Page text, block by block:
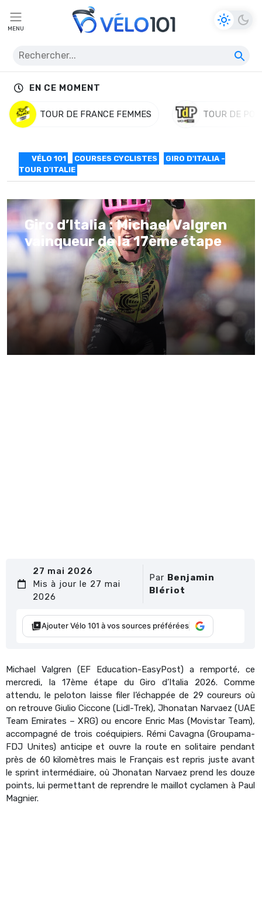
MENU
EN CE MOMENT
TOUR DE FRANCE FEMMES TOUR DE
VÉLO 101 COURSES CYCLISTES
GIRO D'ITALIA -
TOUR D'ITALIE
Giro d’Italia : Michael Valgren
vainqueur de la 17ème étape
27 mai 2026
Mis à jour le 27 mai
2026
Par Benjamin
Blériot
Ajouter Vélo 101 à vos sources préférées
Michael Valgren (EF Education-EasyPost) a remporté, ce
mercredi, la 17ème étape du Giro d’Italia 2026. Comme
attendu, le peloton laisse filer l’échappée de 29 coureurs où
on retrouve Giulio Ciccone (Lidl-Trek), Jhonatan Narvaez (UAE
Team Emirates – XRG) ou encore Enric Mas (Movistar Team),
accompagné de trois coéquipiers. Rémi Cavagna (Groupama-
FDJ Unites) anticipe et ouvre la route en solitaire pendant
près de 60 kilomètres mais le Français est repris juste avant
le sprint intermédiaire, où Jhonatan Narvaez prend les douze
points, lui permettant de reprendre le maillot cyclamen à Paul
Magnier.